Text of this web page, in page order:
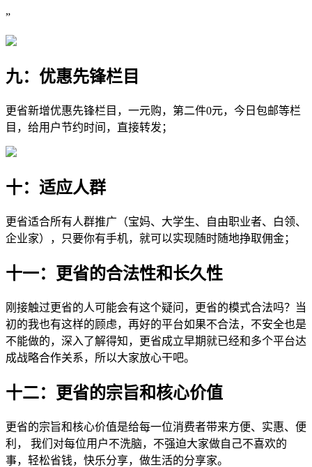
”
九：优惠先锋栏目
更省新增优惠先锋栏目，一元购，第二件0元，今日包邮等栏
目，给用户节约时间，直接转发；
十：适应人群
更省适合所有人群推广（宝妈、大学生、自由职业者、白领、
企业家），只要你有手机，就可以实现随时随地挣取佣金；
十一：更省的合法性和长久性
刚接触过更省的人可能会有这个疑问，更省的模式合法吗？当
初的我也有这样的顾虑，再好的平台如果不合法，不安全也是
不能做的，深入了解得知，更省成立早期就已经和多个平台达
成战略合作关系，所以大家放心干吧。
十二：更省的宗旨和核心价值
更省的宗旨和核心价值是给每一位消费者带来方便、实惠、便
利， 我们对每位用户不洗脑，不强迫大家做自己不喜欢的
事，轻松省钱，快乐分享，做生活的分享家。